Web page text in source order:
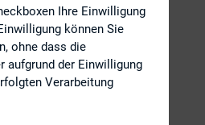
blogs covering the trends
Relations Society
The trends outlined
on the relationship
investors.
are now inextricably
Ihre Einwilligung
können Sie
ohne dass die
aufgrund der Einwilligung
Verarbeitung